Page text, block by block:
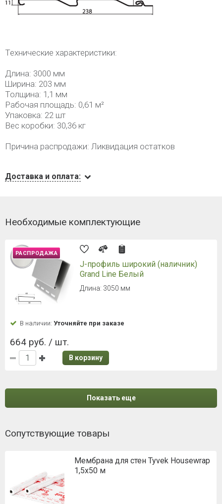
Технические характеристики:
Длина: 3000 мм
Ширина: 203 мм
Толщина: 1,1 мм
Рабочая площадь: 0,61 м²
Упаковка: 22 шт
Вес коробки: 30,36 кг
Причина распродажи: Ликвидация остатков
Доставка и оплата:
Необходимые комплектующие
РАСПРОДАЖА
J-профиль широкий (наличник)
Grand Line Белый
Длина: 3050 мм
В наличии: Уточняйте при заказе
664 руб. / шт.
В корзину
Показать еще
Сопутствующие товары
Мембрана для стен Tyvek Housewrap
1,5х50 м